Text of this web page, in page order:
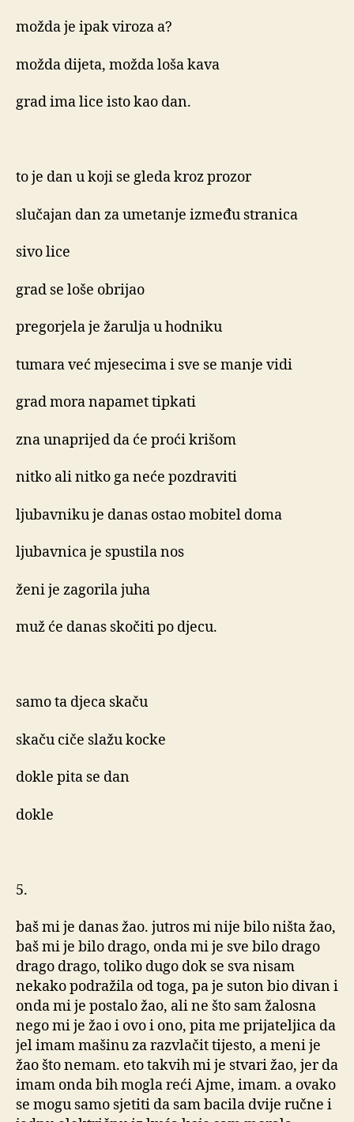
možda je ipak viroza a?
možda dijeta, možda loša kava
grad ima lice isto kao dan.
to je dan u koji se gleda kroz prozor
slučajan dan za umetanje između stranica
sivo lice
grad se loše obrijao
pregorjela je žarulja u hodniku
tumara već mjesecima i sve se manje vidi
grad mora napamet tipkati
zna unaprijed da će proći krišom
nitko ali nitko ga neće pozdraviti
ljubavniku je danas ostao mobitel doma
ljubavnica je spustila nos
ženi je zagorila juha
muž će danas skočiti po djecu.
samo ta djeca skaču
skaču ciče slažu kocke
dokle pita se dan
dokle
5.
baš mi je danas žao. jutros mi nije bilo ništa žao,
baš mi je bilo drago, onda mi je sve bilo drago
drago drago, toliko dugo dok se sva nisam
nekako podražila od toga, pa je suton bio divan i
onda mi je postalo žao, ali ne što sam žalosna
nego mi je žao i ovo i ono, pita me prijateljica da
jel imam mašinu za razvlačit tijesto, a meni je
žao što nemam. eto takvih mi je stvari žao, jer da
imam onda bih mogla reći Ajme, imam. a ovako
se mogu samo sjetiti da sam bacila dvije ručne i